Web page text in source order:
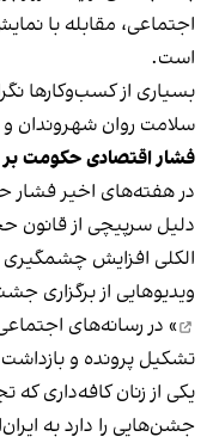
اجتماعی، مقابله با
است.
بسیاری از کسب‌وکارها
سلامت روان شهروندان
فشار اقتصادی حکومت بر
در هفته‌های اخیر فشار
دلیل سرپیچی از قانون
الکلی افزایش چشمگیری
ویدیوهایی از برگزاری
» در رسانه‌های
تشکیل پرونده و بازداشت
یکی از زنان کافه‌داری
جشن‌هایی را دارد به